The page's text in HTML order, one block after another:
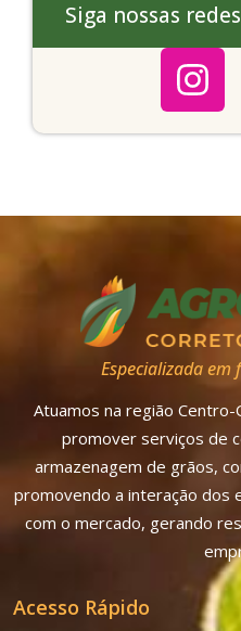
Siga nossas
Especializada em
Atuamos na região
promover serviços de
armazenagem de grãos,
promovendo a interação dos
com o mercado, gerando
Acesso Rápido